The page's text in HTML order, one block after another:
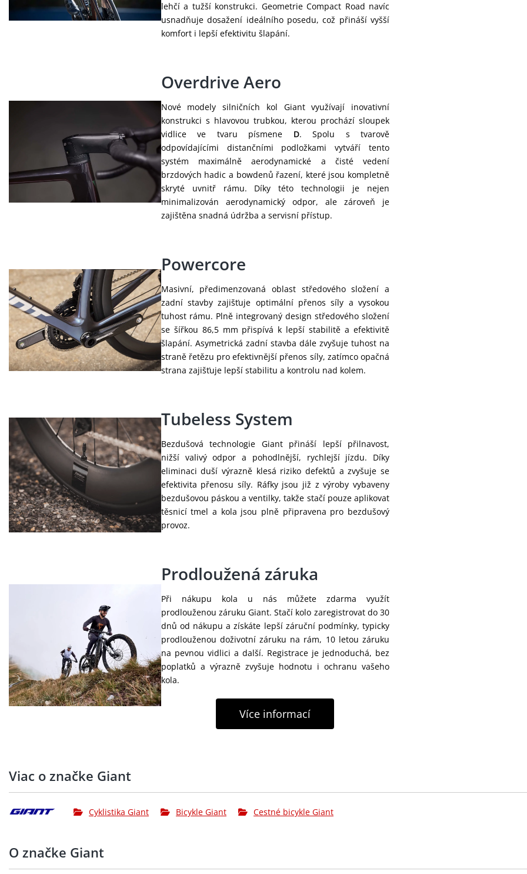
lehčí a tužší konstrukci. Geometrie Compact Road navíc
usnadňuje dosažení ideálního posedu, což přináší vyšší
komfort i lepší efektivitu šlapání.
Overdrive Aero
Nové modely silničních kol Giant využívají inovativní
konstrukci s hlavovou trubkou, kterou prochází sloupek
vidlice ve tvaru písmene D. Spolu s tvarově
odpovídajícími distančními podložkami vytváří tento
systém maximálně aerodynamické a čisté vedení
brzdových hadic a bowdenů řazení, které jsou kompletně
skryté uvnitř rámu. Díky této technologii je nejen
minimalizován aerodynamický odpor, ale zároveň je
zajištěna snadná údržba a servisní přístup.
Powercore
Masivní, předimenzovaná oblast středového složení a
zadní stavby zajišťuje optimální přenos síly a vysokou
tuhost rámu. Plně integrovaný design středového složení
se šířkou 86,5 mm přispívá k lepší stabilitě a efektivitě
šlapání. Asymetrická zadní stavba dále zvyšuje tuhost na
straně řetězu pro efektivnější přenos síly, zatímco opačná
strana zajišťuje lepší stabilitu a kontrolu nad kolem.
Tubeless System
Bezdušová technologie Giant přináší lepší přilnavost,
nižší valivý odpor a pohodlnější, rychlejší jízdu. Díky
eliminaci duší výrazně klesá riziko defektů a zvyšuje se
efektivita přenosu síly. Ráfky jsou již z výroby vybaveny
bezdušovou páskou a ventilky, takže stačí pouze aplikovat
těsnicí tmel a kola jsou plně připravena pro bezdušový
provoz.
Prodloužená záruka
Při nákupu kola u nás můžete zdarma využít
prodlouženou záruku Giant. Stačí kolo zaregistrovat do 30
dnů od nákupu a získáte lepší záruční podmínky, typicky
prodlouženou doživotní záruku na rám, 10 letou záruku
na pevnou vidlici a další. Registrace je jednoduchá, bez
poplatků a výrazně zvyšuje hodnotu i ochranu vašeho
kola.
Více informací
Viac o značke Giant
Cyklistika Giant Bicykle Giant Cestné bicykle Giant
O značke Giant